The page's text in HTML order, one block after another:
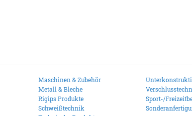
Maschinen & Zubehör
Metall & Bleche
Rigips Produkte
Schweißtechnik
Sport-/